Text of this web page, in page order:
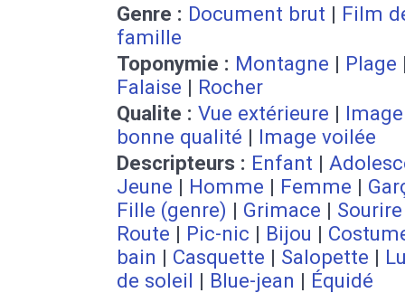
Genre : Document brut | Film
famille
Toponymie : Montagne | Plage
Falaise | Rocher
Qualite : Vue extérieure |
bonne qualité | Image voilée
Descripteurs : Enfant |
Jeune | Homme | Femme |
Fille (genre) | Grimace | Sourire
Route | Pic-nic | Bijou |
bain | Casquette | Salopette |
de soleil | Blue-jean | Équidé